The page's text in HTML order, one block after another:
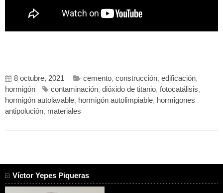
8 octubre, 2021 cemento, construcción, edificación,
hormigón
contaminación, dióxido de titanio, fotocatálisis,
hormigón autolavable, hormigón autolimpiable, hormigones
antipolución, materiales
Víctor Yepes Piqueras